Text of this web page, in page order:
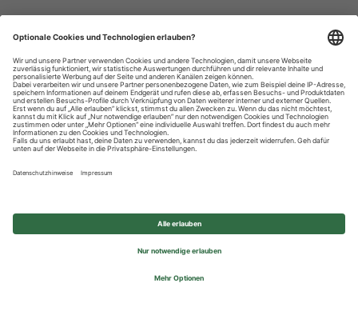
Datenschutzhinweise
Impressum
Privatsphäre-Einstellungen
© 2026 REWE Group - All rights reserved